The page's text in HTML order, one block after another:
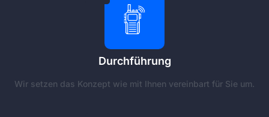
Durchführung
Wir setzen das Konzept wie mit Ihnen vereinbart für Sie um.